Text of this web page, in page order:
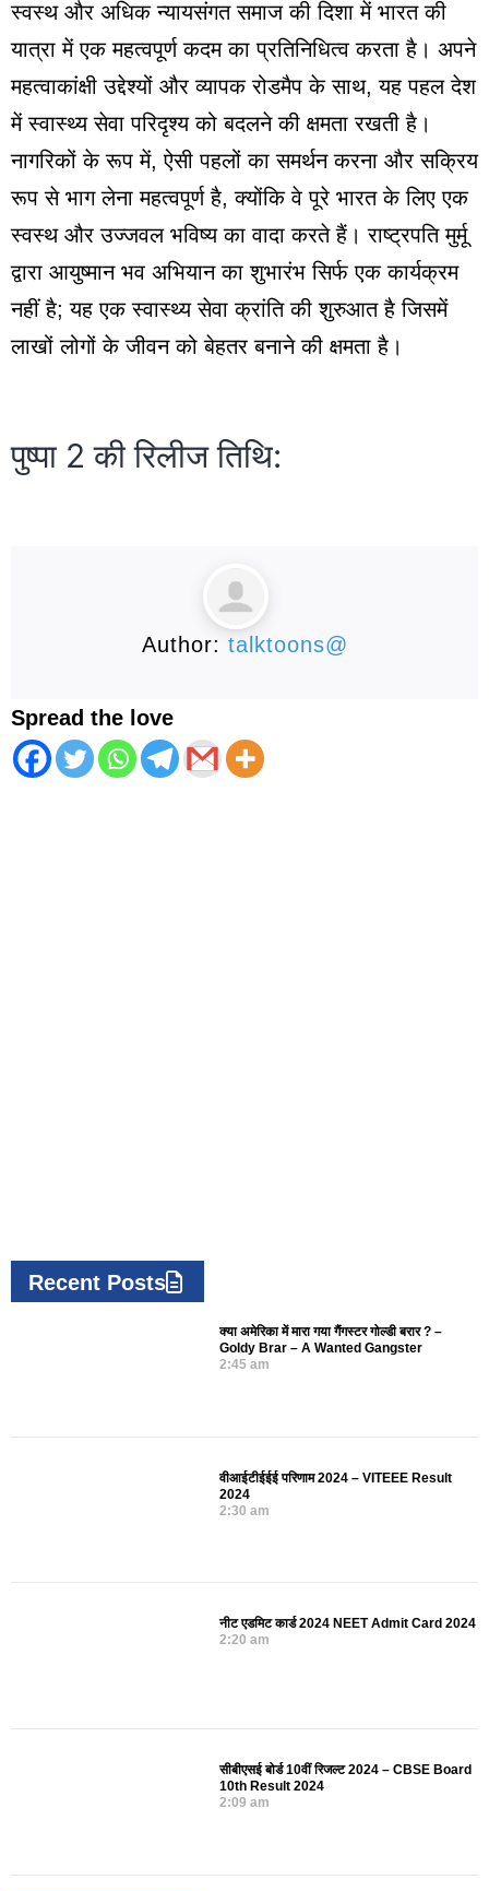
स्वस्थ और अधिक न्यायसंगत समाज की दिशा में भारत की
यात्रा में एक महत्वपूर्ण कदम का प्रतिनिधित्व करता है। अपने
महत्वाकांक्षी उद्देश्यों और व्यापक रोडमैप के साथ, यह पहल देश
में स्वास्थ्य सेवा परिदृश्य को बदलने की क्षमता रखती है।
नागरिकों के रूप में, ऐसी पहलों का समर्थन करना और सक्रिय
रूप से भाग लेना महत्वपूर्ण है, क्योंकि वे पूरे भारत के लिए एक
स्वस्थ और उज्जवल भविष्य का वादा करते हैं। राष्ट्रपति मुर्मू
द्वारा आयुष्मान भव अभियान का शुभारंभ सिर्फ एक कार्यक्रम
नहीं है; यह एक स्वास्थ्य सेवा क्रांति की शुरुआत है जिसमें
लाखों लोगों के जीवन को बेहतर बनाने की क्षमता है।
पुष्पा 2 की रिलीज तिथि:
Author: talktoons@
Spread the love
Recent Posts
क्या अमेरिका में मारा गया गैंगस्टर गोल्डी बरार ? –
Goldy Brar – A Wanted Gangster
2:45 am
वीआईटीईईई परिणाम 2024 – VITEEE Result
2024
2:30 am
नीट एडमिट कार्ड 2024 NEET Admit Card 2024
2:20 am
सीबीएसई बोर्ड 10वीं रिजल्ट 2024 – CBSE Board
10th Result 2024
2:09 am